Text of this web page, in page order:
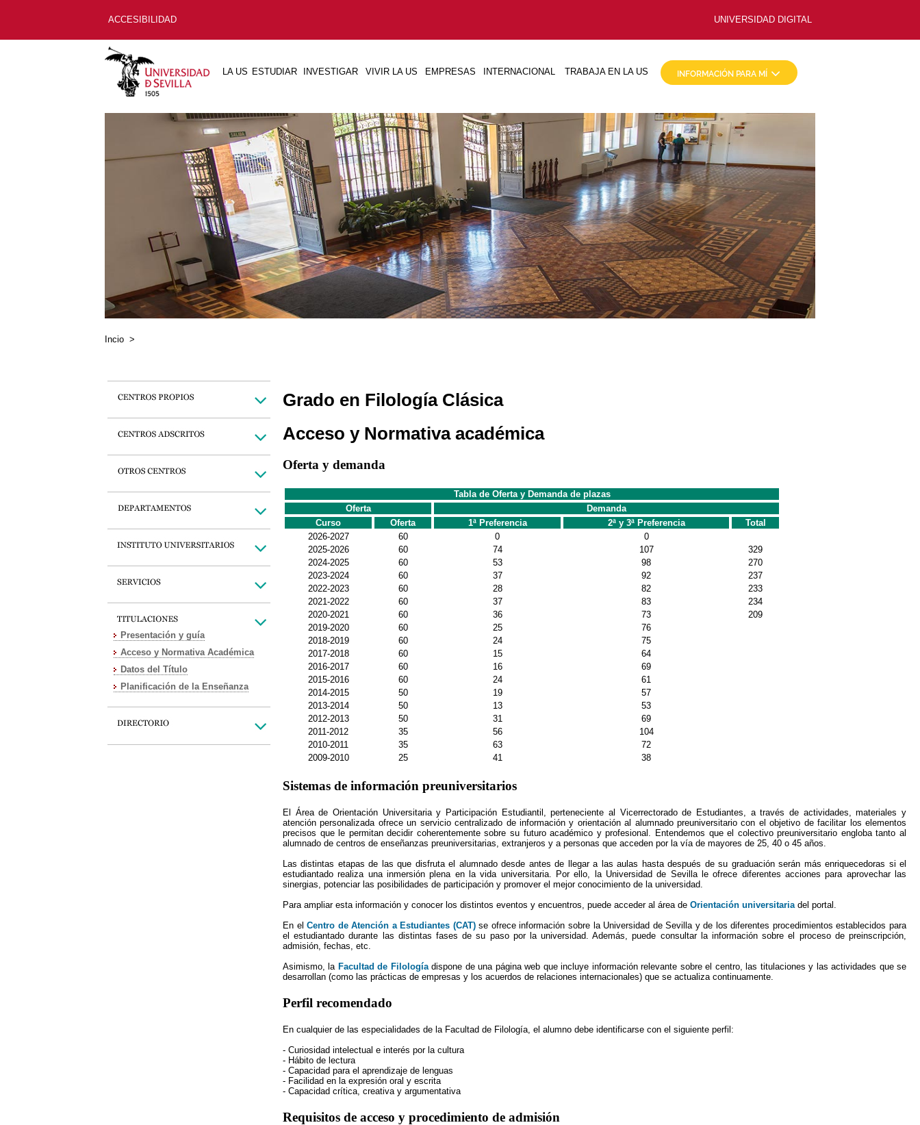
ACCESIBILIDAD UNIVERSIDAD DIGITAL
LA US ESTUDIAR INVESTIGAR VIVIR LA US EMPRESAS INTERNACIONAL TRABAJA EN LA US
Incio >
Presentación y guía
Acceso y Normativa Académica
Datos del Título
Planificación de la Enseñanza
Grado en Filología Clásica
Acceso y Normativa académica
Oferta y demanda
Tabla de Oferta y Demanda de plazas
Oferta
Demanda
Curso
Oferta 1ª Preferencia 2ª y 3ª Preferencia
Total
2026-2027
60 0
0
2025-2026
60 74 107
329
2024-2025
60 53 98
270
2023-2024
60 37 92
237
2022-2023
60 28 82
233
2021-2022
60 37 83
234
2020-2021
60 36 73
209
2019-2020
60 25
76
2018-2019
60 24
75
2017-2018
60 15
64
2016-2017
60 16
69
2015-2016
60 24
61
2014-2015
50 19
57
2013-2014
50 13
53
2012-2013
50 31
69
2011-2012
35 56
104
2010-2011
35 63
72
2009-2010
25 41 38
Sistemas de información preuniversitarios
El Área de Orientación Universitaria y Participación Estudiantil, perteneciente al Vicerrectorado de Estudiantes, a través de actividades, materiales y
atención personalizada ofrece un servicio centralizado de información y orientación al alumnado preuniversitario con el objetivo de facilitar los elementos
precisos que le permitan decidir coherentemente sobre su futuro académico y profesional. Entendemos que el colectivo preuniversitario engloba tanto al
alumnado de centros de enseñanzas preuniversitarias, extranjeros y a personas que acceden por la vía de mayores de 25, 40 o 45 años.
Las distintas etapas de las que disfruta el alumnado desde antes de llegar a las aulas hasta después de su graduación serán más enriquecedoras si el
estudiantado realiza una inmersión plena en la vida universitaria. Por ello, la Universidad de Sevilla le ofrece diferentes acciones para aprovechar las
sinergias, potenciar las posibilidades de participación y promover el mejor conocimiento de la universidad.
Para ampliar esta información y conocer los distintos eventos y encuentros, puede acceder al área de Orientación universitariadel portal.
En elCentro de Atención a Estudiantes (CAT)se ofrece información sobre la Universidad de Sevilla y de los diferentes procedimientos establecidos para
el estudiantado durante las distintas fases de su paso por la universidad. Además, puede consultar la información sobre el proceso de preinscripción,
admisión, fechas, etc.
Asimismo, la Facultad de Filologíadispone de una página web que incluye información relevante sobre el centro, las titulaciones y las actividades que se
desarrollan (como las prácticas de empresas y los acuerdos de relaciones internacionales) que se actualiza continuamente.
Perfil recomendado
En cualquier de las especialidades de la Facultad de Filología, el alumno debe identificarse con el siguiente perfil:
- Curiosidad intelectual e interés por la cultura
- Hábito de lectura
- Capacidad para el aprendizaje de lenguas
- Facilidad en la expresión oral y escrita
- Capacidad crítica, creativa y argumentativa
Requisitos de acceso y procedimiento de admisión